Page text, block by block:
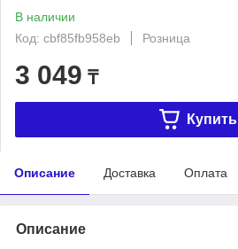
В наличии
Код: cbf85fb958eb
Розница
3 049 ₸
Купить
Описание Доставка Оплата
Описание